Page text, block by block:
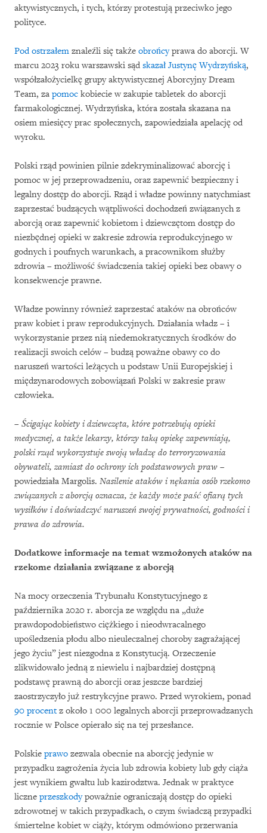
aktywistycznych, i tych, którzy protestują przeciwko jego
polityce.
Pod ostrzałem znaleźli się także obrońcyprawa do aborcji. W
marcu 2023 roku warszawski sąd skazał Justynę Wydrzyńską,
współzałożycielkę grupy aktywistycznej Aborcyjny Dream
Team, za pomoc kobiecie w zakupie tabletek do aborcji
farmakologicznej. Wydrzyńska, która została skazana na
osiem miesięcy prac społecznych, zapowiedziała apelację od
wyroku.
Polski rząd powinien pilnie zdekryminalizować aborcję i
pomoc w jej przeprowadzeniu, oraz zapewnić bezpieczny i
legalny dostęp do aborcji. Rząd i władze powinny natychmiast
zaprzestać budzących wątpliwości dochodzeń związanych z
aborcją oraz zapewnić kobietom i dziewczętom dostęp do
niezbędnej opieki w zakresie zdrowia reprodukcyjnego w
godnych i poufnych warunkach, a pracownikom służby
zdrowia – możliwość świadczenia takiej opieki bez obawy o
konsekwencje prawne.
Władze powinny również zaprzestać ataków na obrońców
praw kobiet i praw reprodukcyjnych. Działania władz – i
wykorzystanie przez nią niedemokratycznych środków do
realizacji swoich celów – budzą poważne obawy co do
naruszeń wartości leżących u podstaw Unii Europejskiej i
międzynarodowych zobowiązań Polski w zakresie praw
człowieka.
– Ścigając kobiety i dziewczęta, które potrzebują opieki
medycznej, a także lekarzy, którzy taką opiekę zapewniają,
polski rząd wykorzystuje swoją władzę do terroryzowania
obywateli, zamiast do ochrony ich podstawowych praw –
powiedziała Margolis. Nasilenie ataków i nękania osób rzekomo
związanych z aborcją oznacza, że każdy może paść ofiarą tych
wysiłków i doświadczyć naruszeń swojej prywatności, godności i
prawa do zdrowia.
Dodatkowe informacje na temat wzmożonych ataków na
rzekome działania związane z aborcją
Na mocy orzeczenia Trybunału Konstytucyjnego z
października 2020 r. aborcja ze względu na „duże
prawdopodobieństwo ciężkiego i nieodwracalnego
upośledzenia płodu albo nieuleczalnej choroby zagrażającej
jego życiu” jest niezgodna z Konstytucją. Orzeczenie
zlikwidowało jedną z niewielu i najbardziej dostępną
podstawę prawną do aborcji oraz jeszcze bardziej
zaostrzyczyło już restrykcyjne prawo. Przed wyrokiem, ponad
90 procentz około 1 000 legalnych aborcji przeprowadzanych
rocznie w Polsce opierało się na tej przesłance.
Polskie prawo zezwala obecnie na aborcję jedynie w
przypadku zagrożenia życia lub zdrowia kobiety lub gdy ciąża
jest wynikiem gwałtu lub kazirodztwa. Jednak w praktyce
liczne przeszkodypoważnie ograniczają dostęp do opieki
zdrowotnej w takich przypadkach, o czym świadczą przypadki
śmiertelne kobiet w ciąży, którym odmówiono przerwania